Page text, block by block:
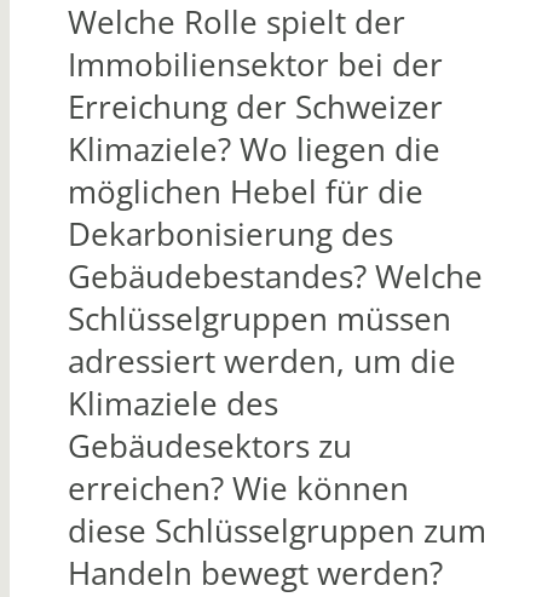
Welche Rolle spielt der
Immobiliensektor bei der
Erreichung der Schweizer
Klimaziele? Wo liegen die
möglichen Hebel für die
Dekarbonisierung des
Gebäudebestandes? Welche
Schlüsselgruppen müssen
adressiert werden, um die
Klimaziele des
Gebäudesektors zu
erreichen? Wie können
diese Schlüsselgruppen zum
Handeln bewegt werden?